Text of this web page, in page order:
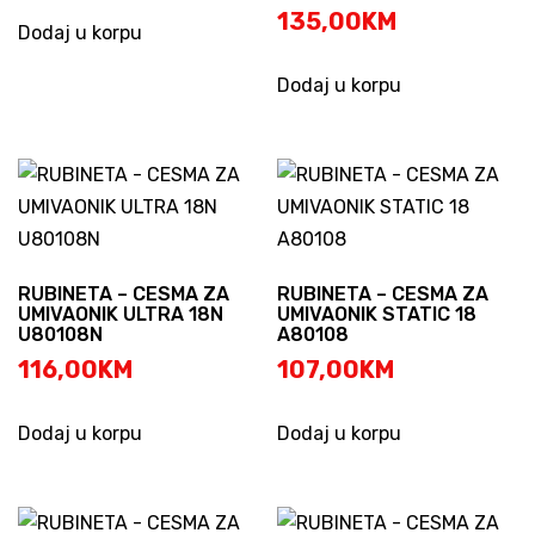
Dodaj u korpu 135,00KM
Dodaj u korpu
RUBINETA – CESMA ZA
UMIVAONIK ULTRA 18N
U80108N
116,00KM
Dodaj u korpu
RUBINETA – CESMA ZA
UMIVAONIK STATIC 18
A80108
107,00KM
Dodaj u korpu